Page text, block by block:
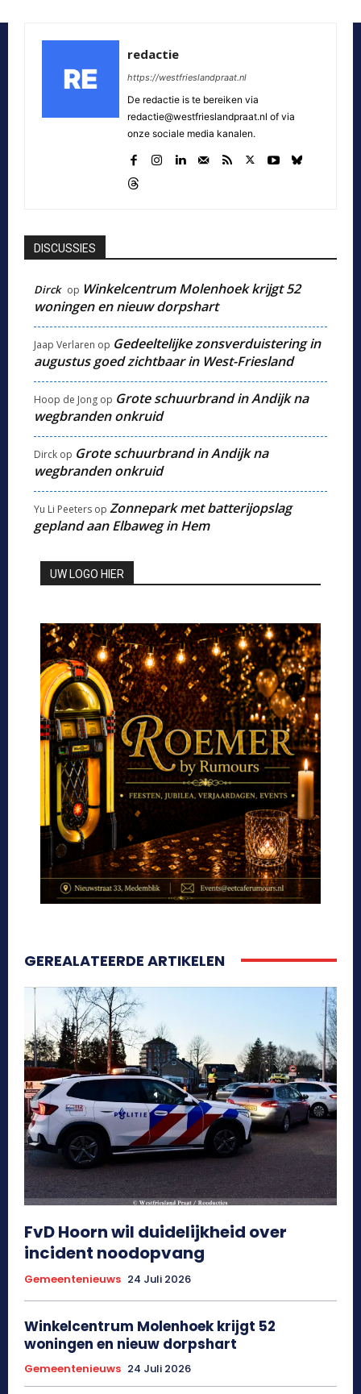
redactie
https://westfrieslandpraat.nl
De redactie is te bereiken via
redactie@westfrieslandpraat.nl of via
onze sociale media kanalen.
DISCUSSIES
Dirck op Winkelcentrum Molenhoek krijgt 52
woningen en nieuw dorpshart
Jaap Verlaren op Gedeeltelijke zonsverduistering in
augustus goed zichtbaar in West-Friesland
Hoop de Jong op Grote schuurbrand in Andijk na
wegbranden onkruid
Dirck op Grote schuurbrand in Andijk na
wegbranden onkruid
Yu Li Peeters op Zonnepark met batterijopslag
gepland aan Elbaweg in Hem
UW LOGO HIER
GEREALATEERDE ARTIKELEN
FvD Hoorn wil duidelijkheid over
incident noodopvang
Gemeentenieuws 24 Juli 2026
Winkelcentrum Molenhoek krijgt 52
woningen en nieuw dorpshart
Gemeentenieuws 24 Juli 2026